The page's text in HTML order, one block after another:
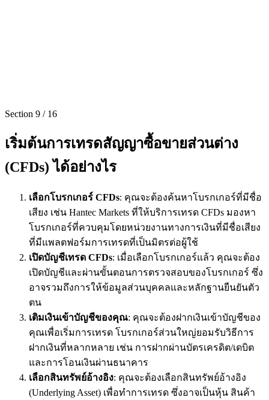
Section 9 / 16
เริ่มต้นการเทรดสัญญาซื้อขายส่วนต่าง
(CFDs) ได้อย่างไร
เลือกโบรกเกอร์ CFDs: คุณจะต้องค้นหาโบรกเกอร์ที่มีชื่อ
เสียง เช่น Hantec Markets ที่ให้บริการเทรด CFDs มองหา
โบรกเกอร์ที่ควบคุมโดยหน่วยงานทางการเงินที่มีชื่อเสียง
ที่มีแพลตฟอร์มการเทรดที่เป็นมิตรต่อผู้ใช้
เปิดบัญชีเทรด CFDs: เมื่อเลือกโบรกเกอร์แล้ว คุณจะต้อง
เปิดบัญชีและผ่านขั้นตอนการตรวจสอบของโบรกเกอร์ ซึ่ง
อาจรวมถึงการให้ข้อมูลส่วนบุคคลและหลักฐานยืนยันตัว
ตน
เติมเงินเข้าบัญชีของคุณ: คุณจะต้องฝากเงินเข้าบัญชีของ
คุณเพื่อเริ่มการเทรด โบรกเกอร์ส่วนใหญ่ยอมรับวิธีการ
ฝากเงินที่หลากหลาย เช่น การฝากผ่านบัตรเครดิต/เดบิต
และการโอนเงินผ่านธนาคาร
เลือกสินทรัพย์อ้างอิง: คุณจะต้องเลือกสินทรัพย์อ้างอิง
(Underlying Asset) เพื่อทำการเทรด ซึ่งอาจเป็นหุ้น สินค้า